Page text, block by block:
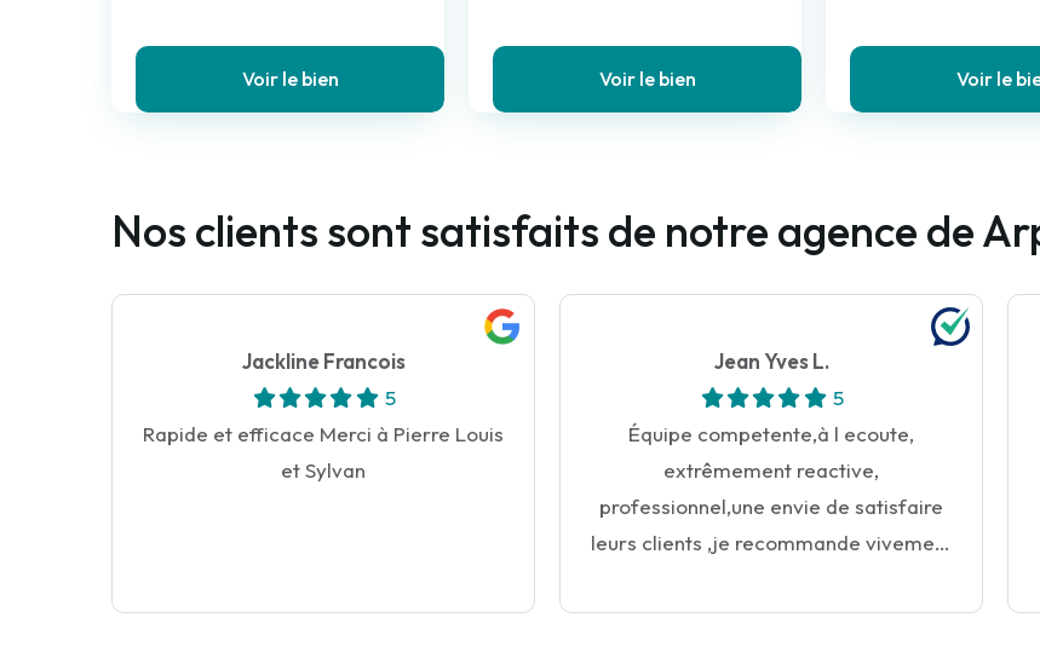
Voir le bien Voir le bien Voir le
Nos clients sont satisfaits de notre agence de
Jackline Francois
5
Rapide et efficace Merci à Pierre Louis
et Sylvan
Jean Yves L.
5
Équipe competente,à l ecoute,
extrêmement reactive,
professionnel,une envie de satisfaire
leurs clients ,je recommande vivement
caroline,Vincent, Sylvain ainsi que les